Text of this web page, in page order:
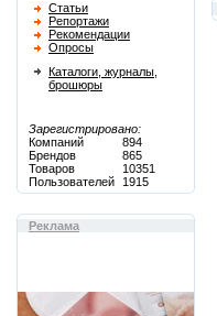
Статьи
Репортажи
Рекомендации
Опросы
Каталоги, журналы,
брошюры
Зарегистрировано:
Компаний
894
Брендов
865
Товаров
10351
Пользователей
1915
Реклама